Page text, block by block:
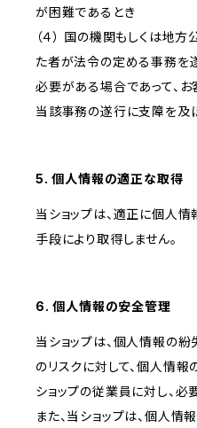
が困難であるとき
（４） 国の機関もしくは地
た者が法令の定める事務を
必要がある場合であって、
当該事務の遂行に支障を及
5. 個人情報の適正な取得
当ショップは、適正に個人
手段により取得しません。
6. 個人情報の安全管理
当ショップは、個人情報の
のリスクに対して、個人情
ショップの従業員に対し、
また、当ショップは、個人